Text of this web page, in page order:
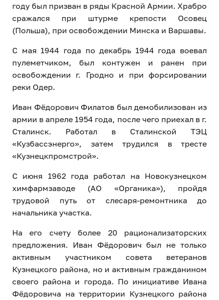
году был призван в ряды Красной Армии. Храбро
сражался при штурме крепости Осовец
(Польша), при освобождении Минска и Варшавы.
С мая 1944 года по декабрь 1944 года воевал
пулеметчиком, был контужен и ранен при
освобождении г. Гродно и при форсировании
реки Одер.
Иван Фёдорович Филатов был демобилизован из
армии в апреле 1954 года, после чего приехал в г.
Сталинск. Работал в Сталинской ТЭЦ
«Кузбассэнерго», затем трудился в тресте
«Кузнецкпромстрой».
С июня 1962 года работал на Новокузнецком
химфармзаводе (АО «Органика»), пройдя
трудовой путь от слесаря-ремонтника до
начальника участка.
На его счету более 20 рационализаторских
предложения. Иван Фёдорович был не только
активным участником совета ветеранов
Кузнецкого района, но и активным гражданином
своего района и города. По инициативе Ивана
Фёдоровича на территории Кузнецкого района